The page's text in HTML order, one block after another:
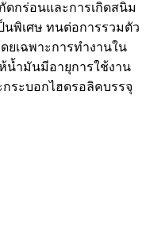
ดกร่อนและการเกิดสนิม
นพิเศษ ทนต่อการรวมตัว
ยเฉพาะการทำงานใน
ำมันมีอายุการใช้งาน
ระบอกไฮดรอลิคบรรจุ